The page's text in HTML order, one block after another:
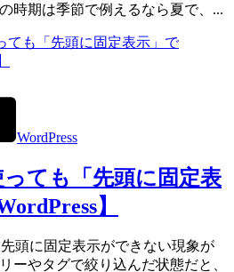
時期は季節で例えるなら夏で、...
WordPress
ても「先頭に固定表
】
先頭に固定表示ができない現象が
ーやタグで絞り込んだ状態だと、